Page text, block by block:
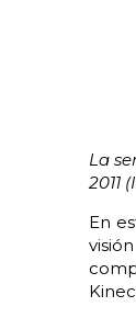
La
2011
En